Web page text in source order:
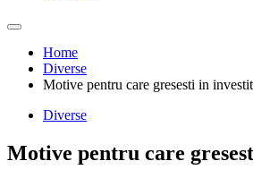
Home
Diverse
Motive pentru care gresesti in
Diverse
Motive pentru care